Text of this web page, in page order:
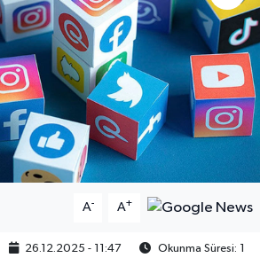
A- A+
26.12.2025 - 11:47
Okunma Süresi: 1